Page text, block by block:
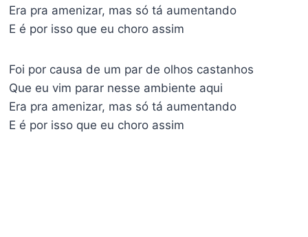
Era pra amenizar, mas só tá aumentando
E é por isso que eu choro assim
Foi por causa de um par de olhos castanhos
Que eu vim parar nesse ambiente aqui
Era pra amenizar, mas só tá aumentando
E é por isso que eu choro assim